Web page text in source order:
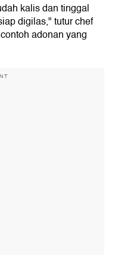
kalis dan tinggal
digilas," tutur chef
adonan yang